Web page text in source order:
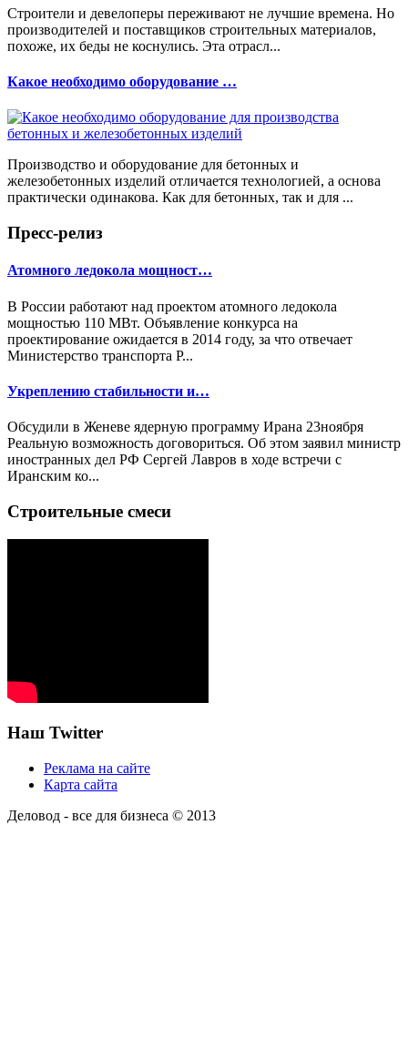
Строители и девелоперы переживают не лучшие времена. Но
производителей и поставщиков строительных материалов,
похоже, их беды не коснулись. Эта отрасл...
Какое необходимо оборудование …
Производство и оборудование для бетонных и
железобетонных изделий отличается технологией, а основа
практически одинакова. Как для бетонных, так и для ...
Пресс-релиз
Атомного ледокола мощност…
В России работают над проектом атомного ледокола
мощностью 110 МВт. Объявление конкурса на
проектирование ожидается в 2014 году, за что отвечает
Министерство транспорта Р...
Укреплению стабильности и…
Обсудили в Женеве ядерную программу Ирана 23ноября
Реальную возможность договориться. Об этом заявил министр
иностранных дел РФ Сергей Лавров в ходе встречи с
Иранским ко...
Строительные смеси
Наш Twitter
Реклама на сайте
Карта сайта
Деловод - все для бизнеса © 2013